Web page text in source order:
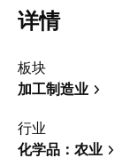
详情
板块
加工制造业
行业
化学品：农业